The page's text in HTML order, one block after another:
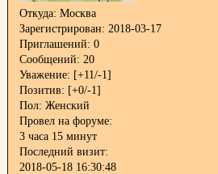
Откуда: Москва
Зарегистрирован: 2018-03-17
Приглашений: 0
Сообщений: 20
Уважение: [+11/-1]
Позитив: [+0/-1]
Пол: Женский
Провел на форуме:
3 часа 15 минут
Последний визит:
2018-05-18 16:30:48